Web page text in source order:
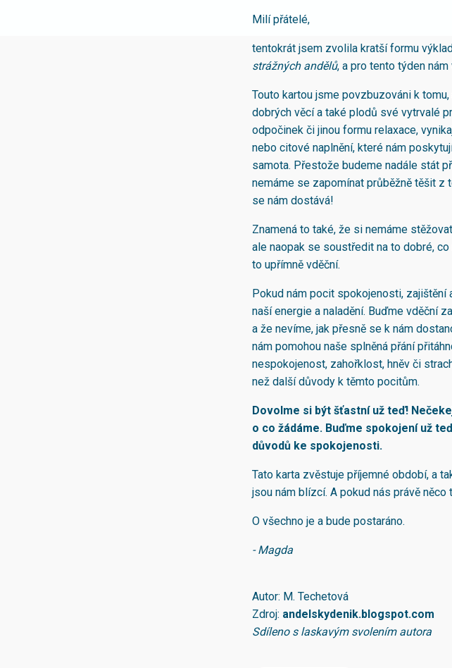
Milí přátelé,
tentokrát jsem zvolila kratší formu
strážných andělů, a pro tento týden nám
Touto kartou jsme povzbuzováni k
dobrých věcí a také plodů své vytrvalé
odpočinek či jinou formu relaxace,
nebo citové naplnění, které nám
samota. Přestože budeme nadále stát
nemáme se zapomínat průběžně těšit z
se nám dostává!
Znamená to také, že si nemáme
ale naopak se soustředit na to dobré,
to upřímně vděční.
Pokud nám pocit spokojenosti, zajištění
naší energie a naladění. Buďme vděční
a že nevíme, jak přesně se k nám
nám pomohou naše splněná přání
nespokojenost, zahořklost, hněv či
než další důvody k těmto pocitům.
Dovolme si být šťastní už teď!
o co žádáme. Buďme spokojení už
důvodů ke spokojenosti.
Tato karta zvěstuje příjemné období, a
jsou nám blízcí. A pokud nás právě
O všechno je a bude postaráno.
- Magda
Autor: M. Techetová
Zdroj: andelskydenik.blogspot.com
Sdíleno s laskavým svolením autora